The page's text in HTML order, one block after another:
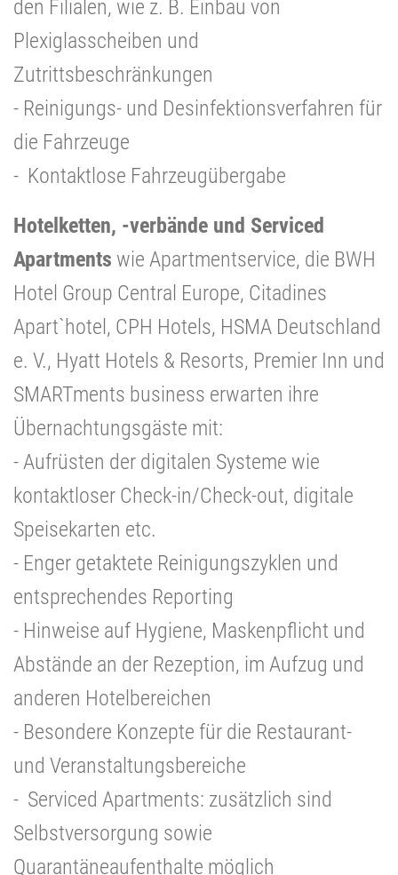
den Filialen, wie z. B. Einbau von
Plexiglasscheiben und
Zutrittsbeschränkungen
- Reinigungs- und Desinfektionsverfahren für
die Fahrzeuge
- Kontaktlose Fahrzeugübergabe
Hotelketten, -verbände und Serviced
Apartments wie Apartmentservice, die BWH
Hotel Group Central Europe, Citadines
Apart`hotel, CPH Hotels, HSMA Deutschland
e. V., Hyatt Hotels & Resorts, Premier Inn und
SMARTments business erwarten ihre
Übernachtungsgäste mit:
- Aufrüsten der digitalen Systeme wie
kontaktloser Check-in/Check-out, digitale
Speisekarten etc.
- Enger getaktete Reinigungszyklen und
entsprechendes Reporting
- Hinweise auf Hygiene, Maskenpflicht und
Abstände an der Rezeption, im Aufzug und
anderen Hotelbereichen
- Besondere Konzepte für die Restaurant-
und Veranstaltungsbereiche
- Serviced Apartments: zusätzlich sind
Selbstversorgung sowie
Quarantäneaufenthalte möglich